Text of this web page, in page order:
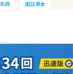
師 国試黒本